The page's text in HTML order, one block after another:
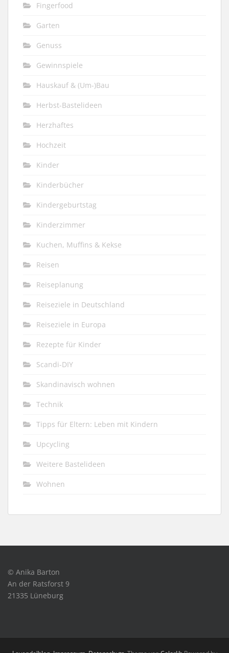
Fingerfood
Garten
Genuss
Gewinnspiele
Hauskauf & (Um-)Bau
Herbst-Bastelideen
Herzhaftes
Hochzeit
Kinder
Kinderbücher
Kindergeburtstag
Kinderzimmer
Kuchen, Muffins & Kekse
Reisen
Reiseplanung
Reiseziele in Deutschland
Reiseziele in Europa
Rezepte für Kinder
Scandi-DIY
Skandinavisch wohnen
Technik
Tipps für Eltern: Leben mit Kindern
Upcycling
Weitere Bastelideen
Wohnen
© Anika Barton
An der Ratsforst 9
21335 Lüneburg